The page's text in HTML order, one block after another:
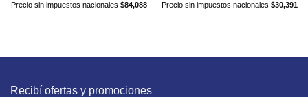
Precio sin impuestos nacionales $84,088 Precio sin impuestos nacionales $30,391
Recibí ofertas y promociones